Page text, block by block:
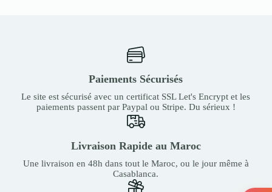
Paiements Sécurisés
Le site est sécurisé avec un certificat SSL Let's Encrypt et les
paiements passent par Paypal ou Stripe. Du sérieux !
Livraison Rapide au Maroc
Une livraison en 48h dans tout le Maroc, ou le jour même à
Casablanca.